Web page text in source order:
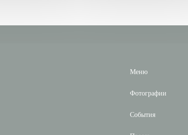
Меню
Фотографии
События